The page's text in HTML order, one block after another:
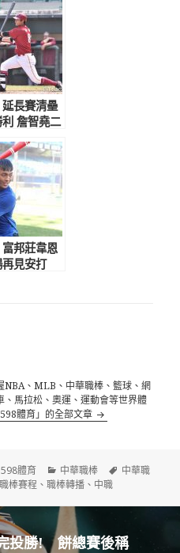
長賽清壘
詹智堯二
5比2勝味
勝
邦莊韋恩
再見安打
NBA、MLB、中華職棒、籃球、網
、馬拉松、奧運、運動會等世界體
體育」的全部文章
體育
分
類
中華職棒
標
中華職
職棒賽程 、職棒轉播 、 中職
投勝! 餅總賽後稱